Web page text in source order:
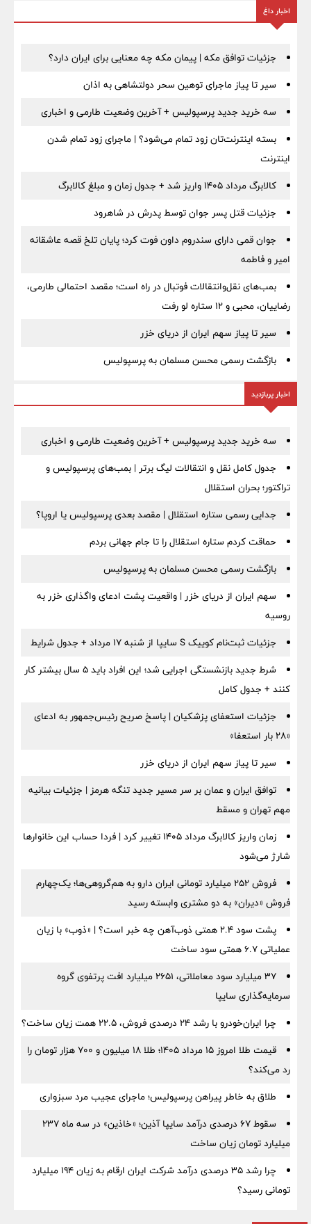
اخبار داغ
جزئیات توافق مکه | پیمان مکه چه معنایی برای ایران دارد؟
سیر تا پیاز ماجرای توهین سحر دولتشاهی به اذان
سه خرید جدید پرسپولیس + آخرین وضعیت طارمی و اخباری
بسته اینترنت‌تان زود تمام می‌شود؟ | ماجرای زود تمام شدن
اینترنت
کالابرگ مرداد ۱۴۰۵ واریز شد + جدول زمان و مبلغ کالابرگ
جزئیات قتل پسر جوان توسط پدرش در شاهرود
جوان قمی دارای سندروم داون فوت کرد؛ پایان تلخ قصه عاشقانه
امیر و فاطمه
بمب‌های نقل‌وانتقالات فوتبال در راه است؛ مقصد احتمالی طارمی،
رضاییان، محبی و ۱۲ ستاره لو رفت
سیر تا پیاز سهم ایران از دریای خزر
بازگشت رسمی محسن مسلمان به پرسپولیس
اخبار پربازدید
سه خرید جدید پرسپولیس + آخرین وضعیت طارمی و اخباری
جدول کامل نقل و انتقالات لیگ برتر | بمب‌های پرسپولیس و
تراکتور؛ بحران استقلال
جدایی رسمی ستاره استقلال | مقصد بعدی پرسپولیس یا اروپا؟
حماقت کردم ستاره استقلال را تا جام جهانی بردم
بازگشت رسمی محسن مسلمان به پرسپولیس
سهم ایران از دریای خزر | واقعیت پشت ادعای واگذاری خزر به
روسیه
جزئیات ثبت‌نام کوییک S سایپا از شنبه ۱۷ مرداد + جدول شرایط
شرط جدید بازنشستگی اجرایی شد؛ این افراد باید ۵ سال بیشتر کار
کنند + جدول کامل
جزئیات استعفای پزشکیان | پاسخ صریح رئیس‌جمهور به ادعای
«۲۸ بار استعفا»
سیر تا پیاز سهم ایران از دریای خزر
توافق ایران و عمان بر سر مسیر جدید تنگه هرمز | جزئیات بیانیه
مهم تهران و مسقط
زمان واریز کالابرگ مرداد ۱۴۰۵ تغییر کرد | فردا حساب این خانوارها
شارژ می‌شود
فروش ۲۵۲ میلیارد تومانی ایران دارو به هم‌گروهی‌ها؛ یک‌چهارم
فروش «دیران» به دو مشتری وابسته رسید
پشت سود ۲.۴ همتی ذوب‌آهن چه خبر است؟ | «ذوب» با زیان
عملیاتی ۶.۷ همتی سود ساخت
۳۷ میلیارد سود معاملاتی، ۲۶۵۱ میلیارد افت پرتفوی گروه
سرمایه‌گذاری سایپا
چرا ایران‌خودرو با رشد ۲۴ درصدی فروش، ۲۲.۵ همت زیان ساخت؟
قیمت طلا امروز ۱۵ مرداد ۱۴۰۵؛ طلا ۱۸ میلیون و ۷۰۰ هزار تومان را
رد می‌کند؟
طلاق به خاطر پیراهن پرسپولیس؛ ماجرای عجیب مرد سبزواری
سقوط ۶۷ درصدی درآمد سایپا آذین؛ «خاذین» در سه ماه ۲۳۷
میلیارد تومان زیان ساخت
چرا رشد ۳۵ درصدی درآمد شرکت ایران ارقام به زیان ۱۹۴ میلیارد
تومانی رسید؟